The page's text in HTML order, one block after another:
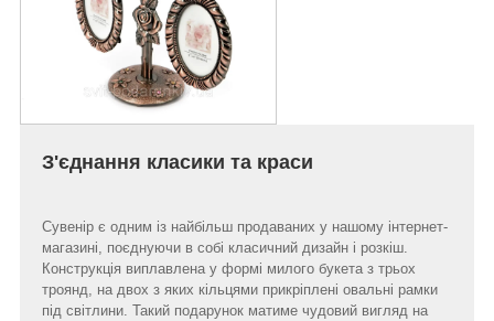
З'єднання класики та краси
Сувенір є одним із найбільш продаваних у нашому інтернет-
магазині, поєднуючи в собі класичний дизайн і розкіш.
Конструкція виплавлена у формі милого букета з трьох
троянд, на двох з яких кільцями прикріплені овальні рамки
під світлини. Такий подарунок матиме чудовий вигляд на